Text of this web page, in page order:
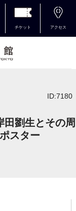
チケット アクセス
ID:7180
劉生とその周
スター